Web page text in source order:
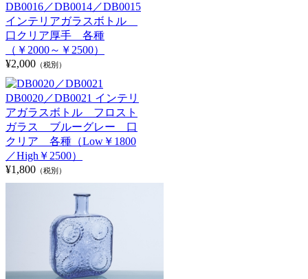
DB0016／DB0014／DB0015
インテリアガラスボトル
口クリア厚手 各種
（￥2000～￥2500）
¥2,000 （税別）
DB0020／DB0021 インテリ
アガラスボトル フロスト
ガラス ブルーグレー 口
クリア 各種（Low￥1800
／High￥2500）
¥1,800 （税別）